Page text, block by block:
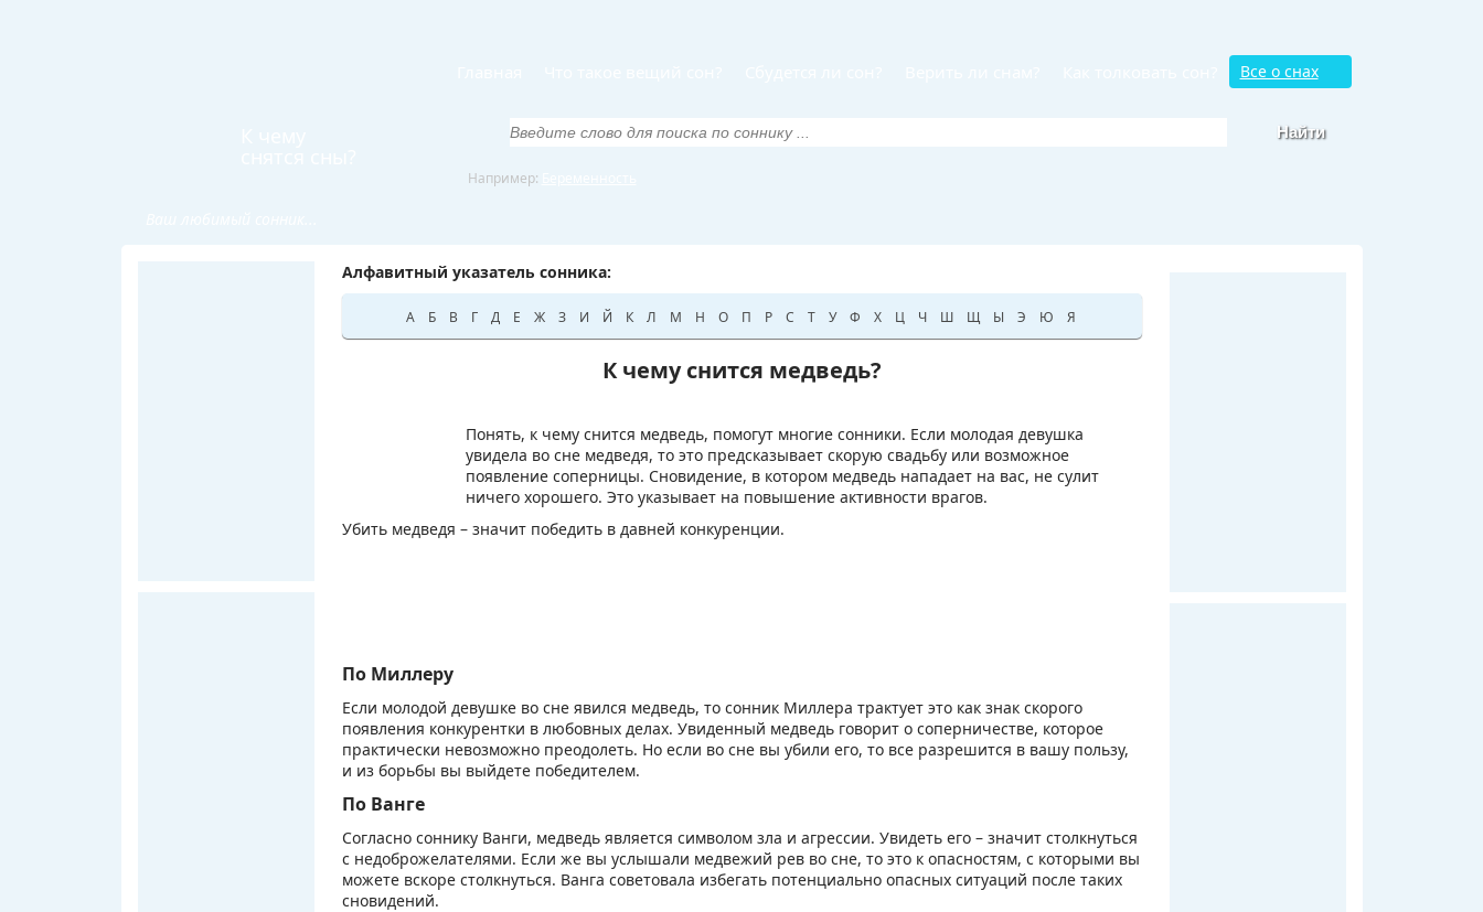
Все о снах
Например:
Алфавитный указатель сонника:
А Б В Г Д Е Ж З И Й К Л М Н О П Р С Т У Ф Х Ц Ч Ш Щ Ы Э Ю Я
К чему снится медведь?
Понять, к чему снится медведь, помогут многие сонники. Если молодая девушка
увидела во сне медведя, то это предсказывает скорую свадьбу или возможное
появление соперницы. Сновидение, в котором медведь нападает на вас, не сулит
ничего хорошего. Это указывает на повышение активности врагов.
Убить медведя – значит победить в давней конкуренции.
По Миллеру
Если молодой девушке во сне явился медведь, то сонник Миллера трактует это как знак скорого
появления конкурентки в любовных делах. Увиденный медведь говорит о соперничестве, которое
практически невозможно преодолеть. Но если во сне вы убили его, то все разрешится в вашу пользу,
и из борьбы вы выйдете победителем.
По Ванге
Согласно соннику Ванги, медведь является символом зла и агрессии. Увидеть его – значит столкнуться
с недоброжелателями. Если же вы услышали медвежий рев во сне, то это к опасностям, с которыми вы
можете вскоре столкнуться. Ванга советовала избегать потенциально опасных ситуаций после таких
сновидений.